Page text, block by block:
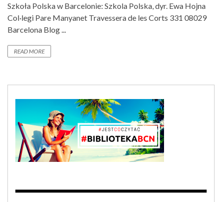
Szkoła Polska w Barcelonie: Szkola Polska, dyr. Ewa Hojna
Col·legi Pare Manyanet Travessera de les Corts 331 08029
Barcelona Blog ...
READ MORE